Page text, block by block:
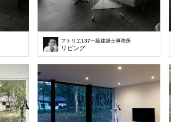
アトリエ137一級建築士事務所
リビング